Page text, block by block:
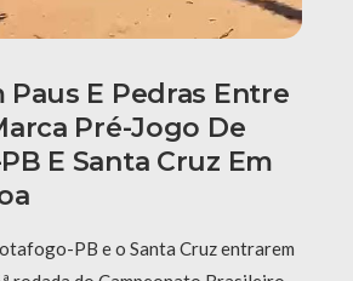
Paus E Pedras Entre
Pré-Jogo De
E Santa Cruz Em
PB e o Santa Cruz entrarem